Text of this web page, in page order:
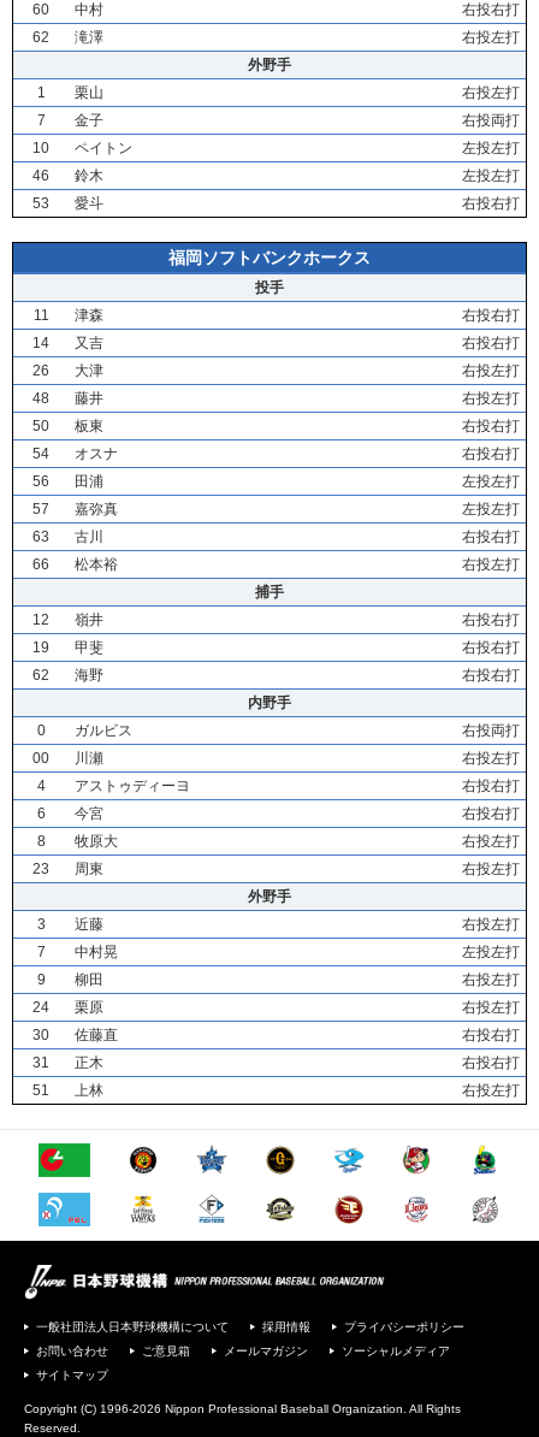
60
中村
右投右打
62
滝澤
右投左打
外野手
1
栗山
右投左打
7
金子
右投両打
10
ペイトン
左投左打
46
鈴木
左投左打
53
愛斗 右投右打
福岡ソフトバンクホークス
投手
11
津森
右投右打
14
又吉
右投右打
26
大津
右投左打
48
藤井
右投左打
50
板東
右投右打
54
オスナ
右投右打
56
田浦
左投左打
57
嘉弥真
左投左打
63
古川
右投右打
66
松本裕
右投左打
捕手
12
嶺井
右投右打
19
甲斐
右投右打
62
海野
右投右打
内野手
0
ガルビス
右投両打
00
川瀬
右投左打
4
アストゥディーヨ
右投右打
6
今宮
右投右打
8
牧原大
右投左打
23
周東
右投左打
外野手
3
近藤
右投左打
7
中村晃
左投左打
9
柳田
右投左打
24
栗原
右投左打
30
佐藤直
右投右打
31
正木
右投右打
51
上林 右投左打
一般社団法人日本野球機構について 採用情報
プライバシーポリシー
お問い合わせ
ご意見箱 メールマガジン
ソーシャルメディア
サイトマップ
Copyright (C) 1996-2026 Nippon Professional Baseball Organization. All Rights
Reserved.